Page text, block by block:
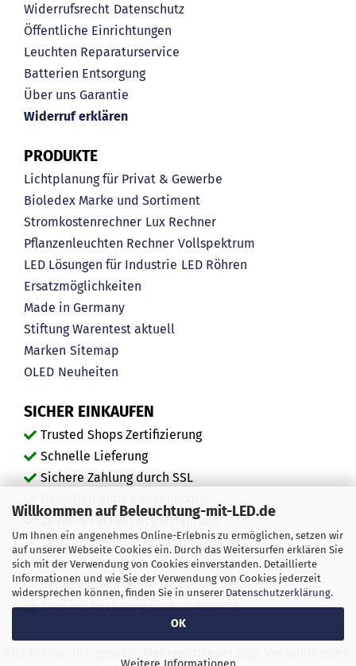
Willkommen auf Beleuchtung-mit-LED.de
Um Ihnen ein angenehmes Online-Erlebnis zu ermöglichen, setzen wir
auf unserer Webseite Cookies ein. Durch das Weitersurfen erklären Sie
sich mit der Verwendung von Cookies einverstanden. Detaillierte
Informationen und wie Sie der Verwendung von Cookies jederzeit
widersprechen können, finden Sie in unserer Datenschutzerklärung.
OK
Widerrufsrecht Datenschutz
Öffentliche Einrichtungen
Leuchten Reparaturservice
Batterien Entsorgung
Über uns Garantie
Widerruf erklären
PRODUKTE
Lichtplanung für Privat & Gewerbe
Bioledex Marke und Sortiment
Stromkostenrechner Lux Rechner
Pflanzenleuchten Rechner Vollspektrum
LED Lösungen für Industrie LED Röhren
Ersatzmöglichkeiten
Made in Germany
Stiftung Warentest aktuell
Marken Sitemap
OLED Neuheiten
SICHER EINKAUFEN
Trusted Shops Zertifizierung
Schnelle Lieferung
Sichere Zahlung durch SSL
20 Jahre Fachservice-Erfahrung
"Ausgezeichnete" Kundenmeinungen
Mehr als 450.000 zufriedene Kunden
Service durch echte Menschen, keine Bots
Kauf auf Rechnung für B2B-Kunden